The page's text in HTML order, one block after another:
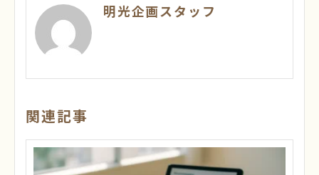
明光企画スタッフ
関連記事